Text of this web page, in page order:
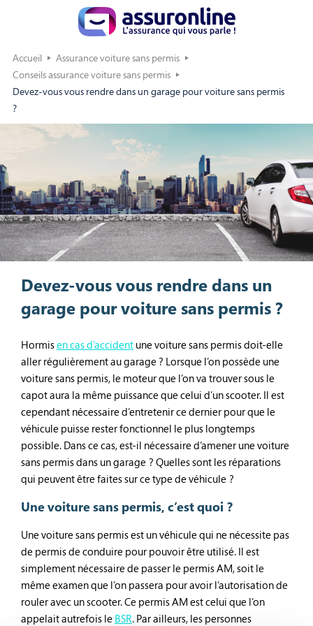
Accueil
Assurance voiture sans permis
Conseils assurance voiture sans permis
Devez-vous vous rendre dans un garage pour voiture sans permis
?
Devez-vous vous rendre dans un
garage pour voiture sans permis ?
Hormisen cas d’accident une voiture sans permis doit-elle
aller régulièrement au garage ? Lorsque l’on possède une
voiture sans permis, le moteur que l’on va trouver sous le
capot aura la même puissance que celui d’un scooter. Il est
cependant nécessaire d’entretenir ce dernier pour que le
véhicule puisse rester fonctionnel le plus longtemps
possible. Dans ce cas, est-il nécessaire d’amener une voiture
sans permis dans un garage ? Quelles sont les réparations
qui peuvent être faites sur ce type de véhicule ?
Une voiture sans permis, c’est quoi ?
Une voiture sans permis est un véhicule qui ne nécessite pas
de permis de conduire pour pouvoir être utilisé. Il est
simplement nécessaire de passer le permis AM, soit le
même examen que l’on passera pour avoir l’autorisation de
rouler avec un scooter. Ce permis AM est celui que l’on
appelait autrefois le BSR. Par ailleurs, les personnes